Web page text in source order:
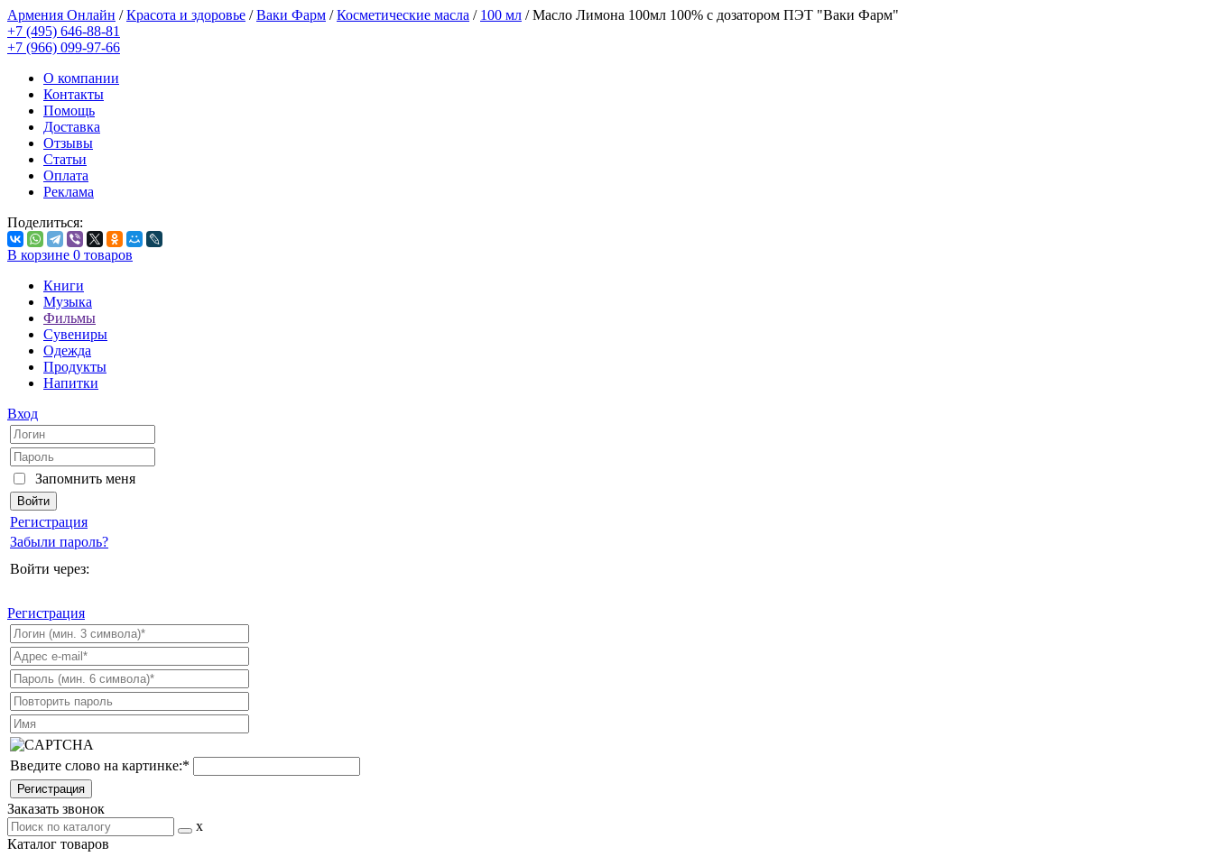
Армения Онлайн /Красота и здоровье /Ваки Фарм /Косметические масла / 100 мл /Масло Лимона 100мл 100% с дозатором ПЭТ "Ваки Фарм"
+7 (495) 646-88-81
+7 (966) 099-97-66
О компании
Контакты
Помощь
Доставка
Отзывы
Статьи
Оплата
Реклама
Поделиться:
В корзине 0 товаров
Книги
Музыка
Фильмы
Сувениры
Одежда
Продукты
Напитки
Вход
Запомнить меня
Регистрация
Забыли пароль?
Войти через:
Регистрация
Введите слово на картинке:*
Заказать звонок
x
Каталог товаров